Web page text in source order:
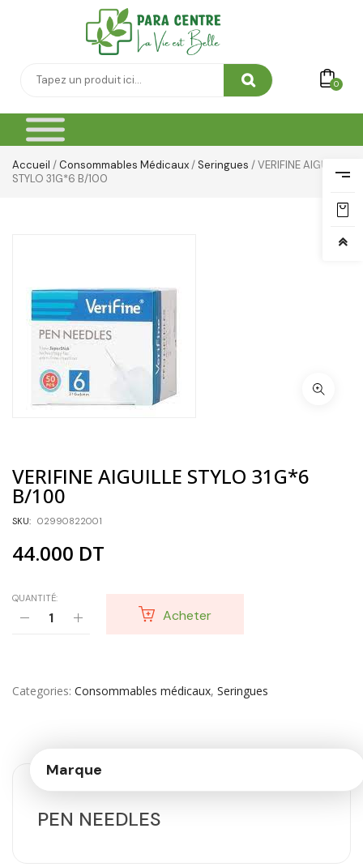
0
Accueil /Consommables Médicaux/Seringues / VERIFINE AIGUILLE
STYLO 31G*6 B/100
VERIFINE AIGUILLE STYLO 31G*6
B/100
SKU: 02990822001
44.000 DT
QUANTITÉ:
Acheter
Categories Consommables médicaux, Seringues
Marque
PEN NEEDLES
Soin Cicatrisante
SOIN DE CORPS
Thé & Tisanes